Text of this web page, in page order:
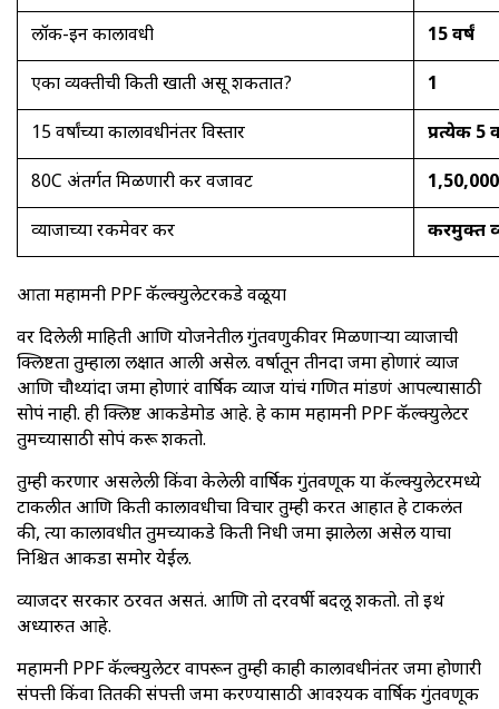
लॉक-इन कालावधी 15 वर्षं
एका व्यक्तीची किती खाती असू शकतात? 1
15 वर्षांच्या कालावधीनंतर विस्तार प्रत्येकी 5
80C अंतर्गत मिळणारी कर वजावट
व्याजाच्या रकमेवर कर करमुक्त
आता महामनी PPF कॅल्क्युलेटरकडे वळूया
वर दिलेली माहिती आणि योजनेतील गुंतवणुकीवर मिळणाऱ्या व्याजाची
क्लिष्टता तुम्हाला लक्षात आली असेल. वर्षातून तीनदा जमा होणारं व्याज
आणि चौथ्यांदा जमा होणारं वार्षिक व्याज यांचं गणित मांडणं आपल्यासाठी
सोपं नाही. ही क्लिष्ट आकडेमोड आहे. हे काम महामनी PPF कॅल्क्युलेटर
तुमच्यासाठी सोपं करू शकतो.
तुम्ही करणार असलेली किंवा केलेली वार्षिक गुंतवणूक या कॅल्क्युलेटरमध्ये
टाकलीत आणि किती कालावधीचा विचार तुम्ही करत आहात हे टाकलंत
की, त्या कालावधीत तुमच्याकडे किती निधी जमा झालेला असेल याचा
निश्चित आकडा समोर येईल.
व्याजदर सरकार ठरवत असतं. आणि तो दरवर्षी बदलू शकतो. तो इथं
अध्यारुत आहे.
महामनी PPF कॅल्क्युलेटर वापरून तुम्ही काही कालावधीनंतर जमा होणारी
संपत्ती किंवा तितकी संपत्ती जमा करण्यासाठी आवश्यक वार्षिक गुंतवणूक